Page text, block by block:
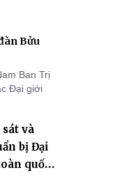
Bửu
Ban Trị
Đại giới
sát và
bị Đại
quốc